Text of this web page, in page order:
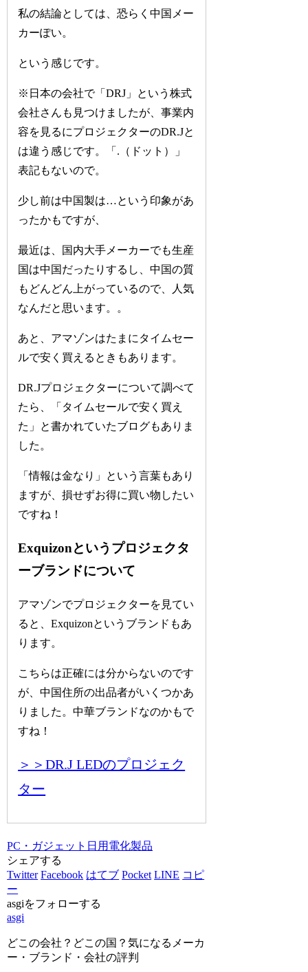
私の結論としては、恐らく中国メー
カーぽい。
という感じです。
※日本の会社で「DRJ」という株式
会社さんも見つけましたが、事業内
容を見るにプロジェクターのDR.Jと
は違う感じです。「.（ドット）」
表記もないので。
少し前は中国製は…という印象があ
ったかもですが、
最近は、国内大手メーカーでも生産
国は中国だったりするし、中国の質
もどんどん上がっているので、人気
なんだと思います。。
あと、アマゾンはたまにタイムセー
ルで安く買えるときもあります。
DR.Jプロジェクターについて調べて
たら、「タイムセールで安く買え
た」と書かれていたブログもありま
した。
「情報は金なり」という言葉もあり
ますが、損せずお得に買い物したい
ですね！
Exquizonというプロジェクタ
ーブランドについて
アマゾンでプロジェクターを見てい
ると、Exquizonというブランドもあ
ります。
こちらは正確には分からないのです
が、中国住所の出品者がいくつかあ
りました。中華ブランドなのかもで
すね！
＞＞DR.J LEDのプロジェク
ター
PC・ガジェット 日用電化製品
シェアする
Twitter Facebook はてブ Pocket LINE コピ
ー
asgiをフォローする
asgi
どこの会社？どこの国？気になるメーカ
ー・ブランド・会社の評判